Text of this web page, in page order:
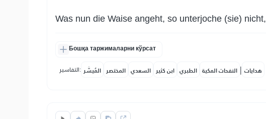
Was nun die Waise angeht, so unterjoche (sie) nicht,
Бошқа таржималарни кўрсат
التفاسير: المُيسَّر المختصر السعدي ابن كثير الطبري النفحات المكية | هدايات